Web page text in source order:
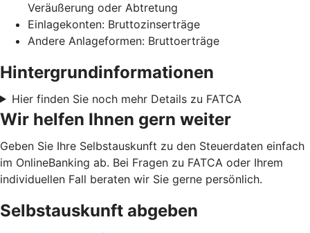
Veräußerung oder Abtretung
Einlagekonten: Bruttozinserträge
Andere Anlageformen: Bruttoerträge
Hintergrundinformationen
Hier finden Sie noch mehr Details zu FATCA
Wir helfen Ihnen gern weiter
Geben Sie Ihre Selbstauskunft zu den Steuerdaten einfach
im OnlineBanking ab. Bei Fragen zu FATCA oder Ihrem
individuellen Fall beraten wir Sie gerne persönlich.
Selbstauskunft abgeben